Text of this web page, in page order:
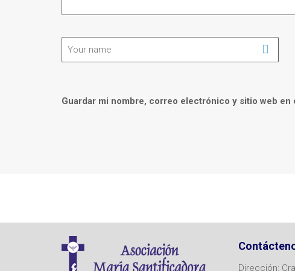
Guardar mi nombre, correo electrónico y sitio web
Dirección: